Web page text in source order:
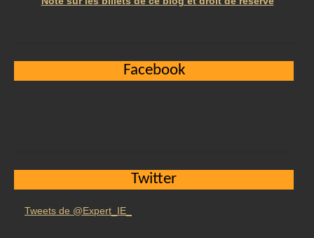
Facebook
Twitter
Tweets de @Expert_IE_